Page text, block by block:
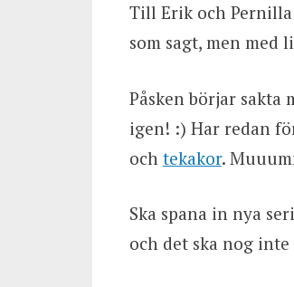
Till Erik och Pernilla
som sagt, men
Påsken börjar
igen! :) Har redan
och tekakor.
Ska spana in nya
och det ska nog